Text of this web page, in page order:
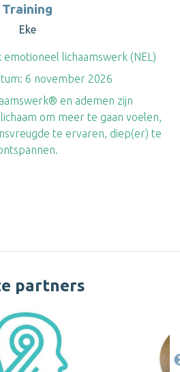
Training
Eke
lichaamswerk (NEL)
6 november 2026
en ademen zijn
om meer te gaan voelen,
te ervaren, diep(er) te
partners